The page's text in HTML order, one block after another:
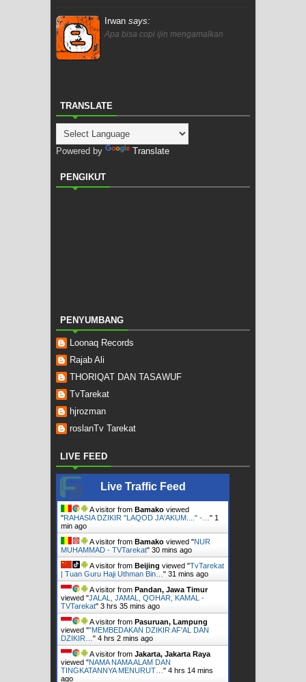
Irwan says:
Apa bisa copi ijin mengamalkan
TRANSLATE
Powered by Translate
PENGIKUT
PENYUMBANG
Loonaq Records
Rajab Ali
THORIQAT DAN TASAWUF
TvTarekat
hjrozman
roslanTv Tarekat
LIVE FEED
Live Traffic Feed
A visitor from Bamako viewed
"RAHASIA DZIKIR "LAQOD JA'AKUM...." -… " 1
min ago
A visitor from Bamako viewed "NUR
MUHAMMAD - TVTarekat" 30 mins ago
A visitor from Beijing viewed "TvTarekat
| Tuan Guru Haji Uthman Bin… " 31 mins ago
A visitor from Pandan, Jawa Timur
viewed "JALAL, JAMAL, QOHAR, KAMAL -
TVTarekat" 3 hrs 35 mins ago
A visitor from Pasuruan, Lampung
viewed ""MEMBEDAKAN DZIKIR AF'AL DAN
DZIKIR… " 4 hrs 2 mins ago
A visitor from Jakarta, Jakarta Raya
viewed "NAMA NAMA ALAM DAN
TINGKATANNYA MENURUT… " 4 hrs 14 mins
ago